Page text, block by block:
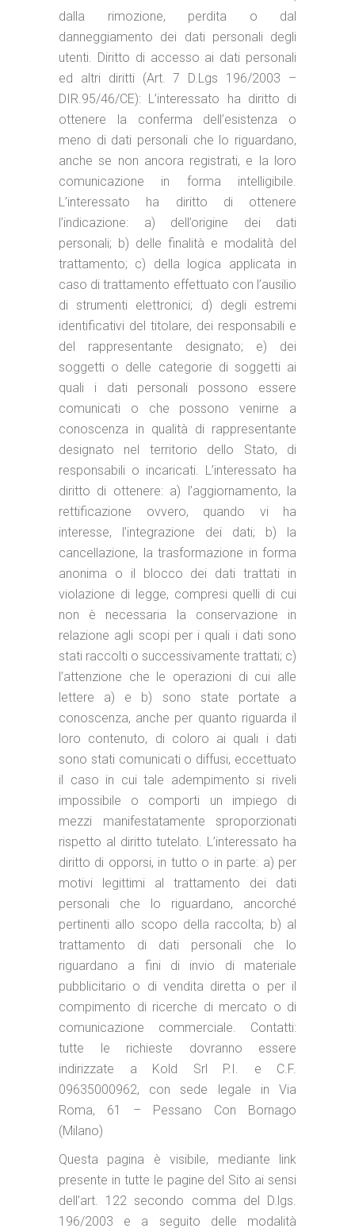
dalla rimozione, perdita o dal
danneggiamento dei dati personali degli
utenti. Diritto di accesso ai dati personali
ed altri diritti (Art. 7 D.Lgs 196/2003 –
DIR.95/46/CE): L’interessato ha diritto di
ottenere la conferma dell’esistenza o
meno di dati personali che lo riguardano,
anche se non ancora registrati, e la loro
comunicazione in forma intelligibile.
L’interessato ha diritto di ottenere
l’indicazione: a) dell’origine dei dati
personali; b) delle finalità e modalità del
trattamento; c) della logica applicata in
caso di trattamento effettuato con l’ausilio
di strumenti elettronici; d) degli estremi
identificativi del titolare, dei responsabili e
del rappresentante designato; e) dei
soggetti o delle categorie di soggetti ai
quali i dati personali possono essere
comunicati o che possono venirne a
conoscenza in qualità di rappresentante
designato nel territorio dello Stato, di
responsabili o incaricati. L’interessato ha
diritto di ottenere: a) l’aggiornamento, la
rettificazione ovvero, quando vi ha
interesse, l’integrazione dei dati; b) la
cancellazione, la trasformazione in forma
anonima o il blocco dei dati trattati in
violazione di legge, compresi quelli di cui
non è necessaria la conservazione in
relazione agli scopi per i quali i dati sono
stati raccolti o successivamente trattati; c)
l’attenzione che le operazioni di cui alle
lettere a) e b) sono state portate a
conoscenza, anche per quanto riguarda il
loro contenuto, di coloro ai quali i dati
sono stati comunicati o diffusi, eccettuato
il caso in cui tale adempimento si riveli
impossibile o comporti un impiego di
mezzi manifestatamente sproporzionati
rispetto al diritto tutelato. L’interessato ha
diritto di opporsi, in tutto o in parte: a) per
motivi legittimi al trattamento dei dati
personali che lo riguardano, ancorché
pertinenti allo scopo della raccolta; b) al
trattamento di dati personali che lo
riguardano a fini di invio di materiale
pubblicitario o di vendita diretta o per il
compimento di ricerche di mercato o di
comunicazione commerciale. Contatti:
tutte le richieste dovranno essere
indirizzate a Kold Srl P.I. e C.F.
09635000962, con sede legale in Via
Roma, 61 – Pessano Con Bornago
(Milano)
Questa pagina è visibile, mediante link
presente in tutte le pagine del Sito ai sensi
dell’art. 122 secondo comma del D.lgs.
196/2003 e a seguito delle modalità